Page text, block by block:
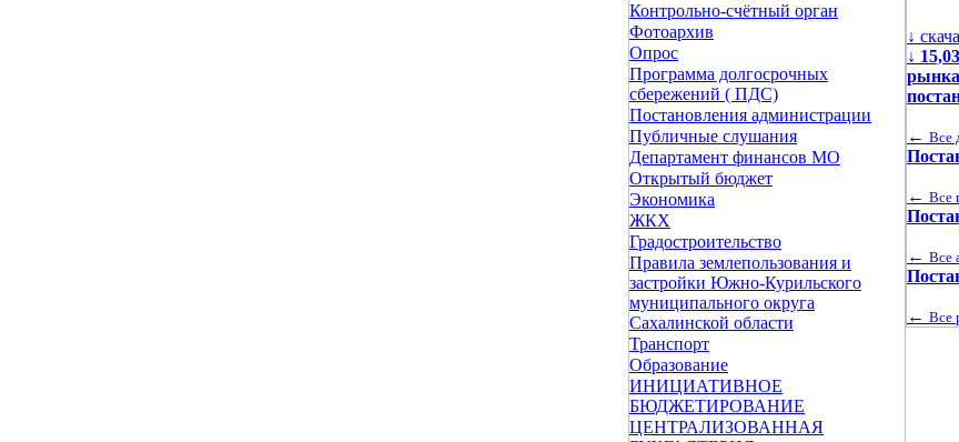
Контрольно-счётный орган
Фотоархив
Опрос
Программа долгосрочных
сбережений ( ПДС)
Постановления администрации
Публичные слушания
Департамент финансов МО
Открытый бюджет
Экономика
ЖКХ
Градостроительство
Правила землепользования и
застройки Южно-Курильского
муниципального округа
Сахалинской области
Транспорт
Образование
ИНИЦИАТИВНОЕ
БЮДЖЕТИРОВАНИЕ
ЦЕНТРАЛИЗОВАННАЯ
↓
↓
← Все
← Все
← Все
← Все